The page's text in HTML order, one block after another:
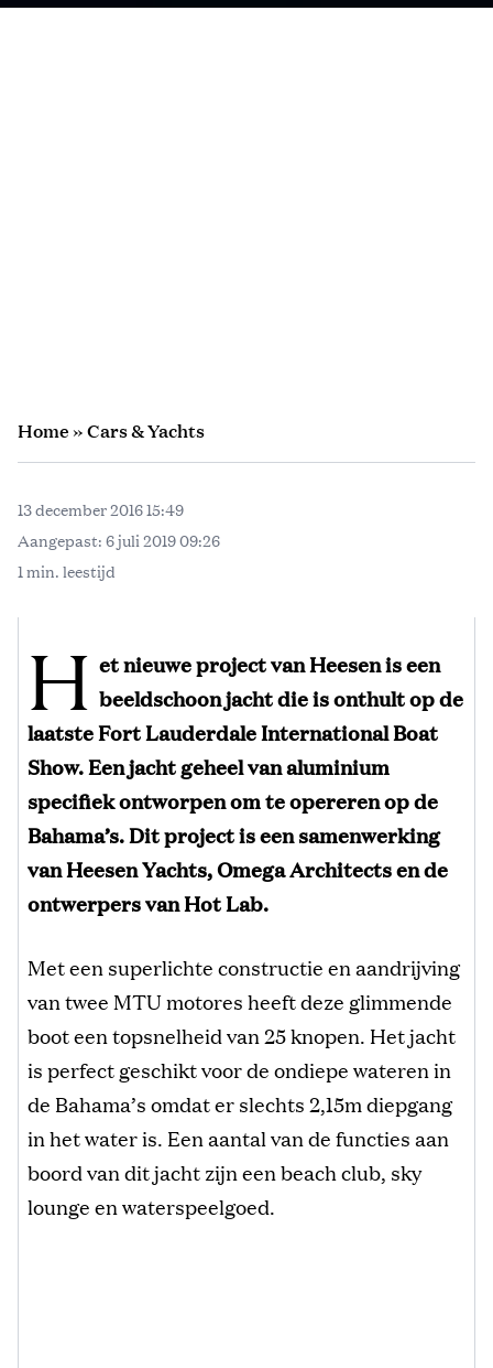
Home»Cars & Yachts
13 december 2016 15:49
Aangepast: 6 juli 2019 09:26
1 min. leestijd
H et nieuwe project van Heesen is een
beeldschoon jacht die is onthult op de
laatste Fort Lauderdale International Boat
Show. Een jacht geheel van aluminium
specifiek ontworpen om te opereren op de
Bahama’s. Dit project is een samenwerking
van Heesen Yachts, Omega Architects en de
ontwerpers van Hot Lab.
Met een superlichte constructie en aandrijving
van twee MTU motores heeft deze glimmende
boot een topsnelheid van 25 knopen. Het jacht
is perfect geschikt voor de ondiepe wateren in
de Bahama’s omdat er slechts 2,15m diepgang
in het water is. Een aantal van de functies aan
boord van dit jacht zijn een beach club, sky
lounge en waterspeelgoed.